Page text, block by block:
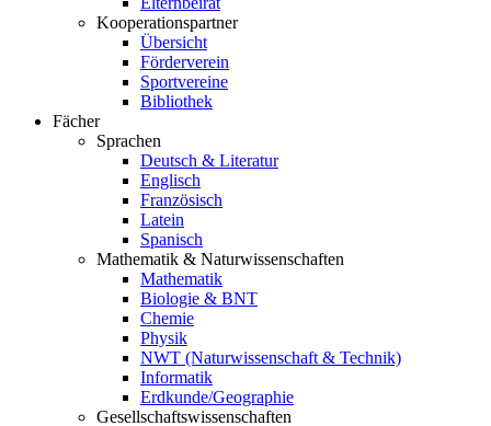
Kooperationspartner
Übersicht
Förderverein
Sportvereine
Bibliothek
Fächer
Sprachen
Deutsch & Literatur
Englisch
Französisch
Latein
Spanisch
Mathematik & Naturwissenschaften
Mathematik
Biologie & BNT
Chemie
Physik
NWT (Naturwissenschaft & Technik)
Informatik
Erdkunde/Geographie
Gesellschaftswissenschaften